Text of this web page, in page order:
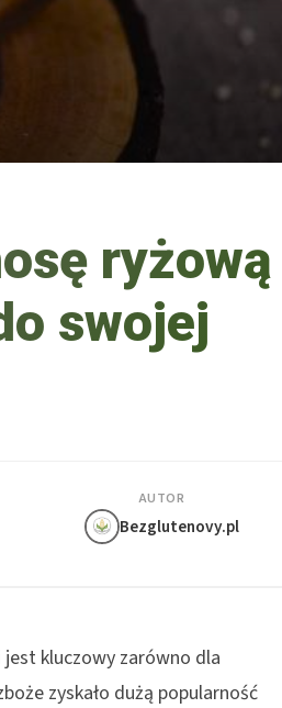
ryżową
swojej
AUTOR
Bezglutenovy.pl
kluczowy zarówno dla
zyskało dużą popularność